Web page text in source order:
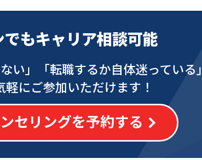
でもキャリア相談可能
い」
「転職するか自体迷っている」
軽にご参加いただけます！
セリングを予約する